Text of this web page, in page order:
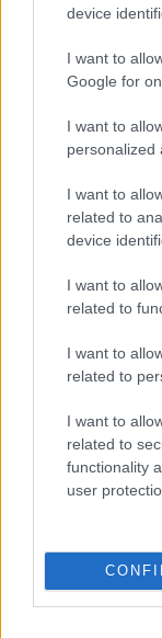
device
I want to
Google for
I want to
personalized
I want to
related to
device
I want to
related to
I want to
related to
I want to
related to
functionality
user
Για τις
μίλησε στην
Καλλιπέτη:
έχει
πρωί από τα
του Χαρτούμ
δίπλα στα
κοινότητα
Γίνονται
ούτε για την
απόγευμα
κάπως τα
πμ και μετά
«Δεν είχε
ήταν σε μία
από ό,τι